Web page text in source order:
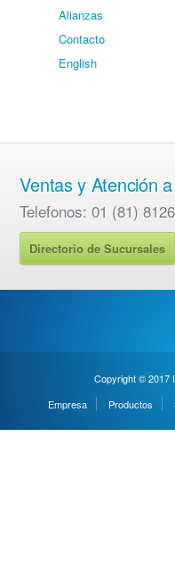
Alianzas
Contacto
English
Ventas y Atención
Telefonos: 01 (81)
Directorio de Sucursales
Copyright © 2017
Empresa
Productos